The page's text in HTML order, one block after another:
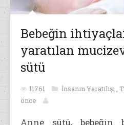
Bebeğin
yaratılan
sütü
11761 İnsanın Yaratılışı ,
önce
Anne sütü, bebeğin